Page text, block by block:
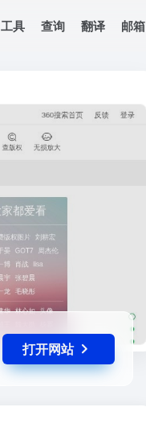
工具 查询 翻译 邮箱
打开网站